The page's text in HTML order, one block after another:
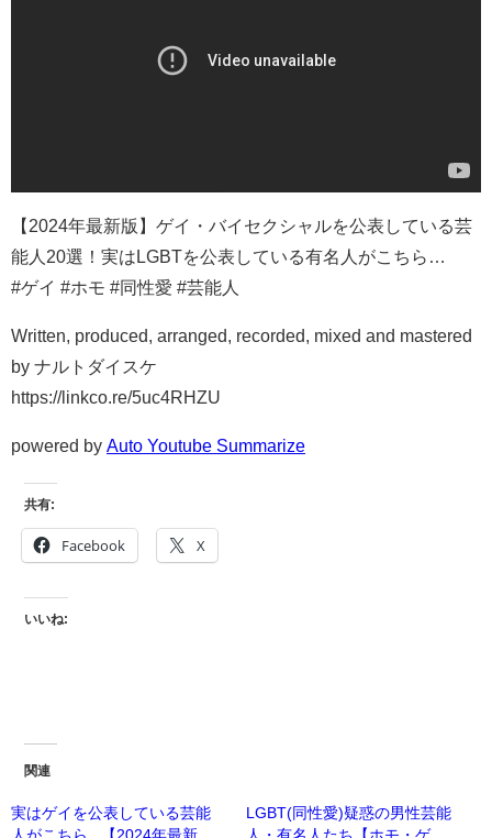
【2024年最新版】ゲイ・バイセクシャルを公表している芸
能人20選！実はLGBTを公表している有名人がこちら…
#ゲイ #ホモ #同性愛 #芸能人
Written, produced, arranged, recorded, mixed and mastered
by ナルトダイスケ
https://linkco.re/5uc4RHZU
powered by Auto Youtube Summarize
共有:
Facebook X
いいね:
関連
実はゲイを公表している芸能
人がこちら...【2024年最新
LGBT(同性愛)疑惑の男性芸能
人・有名人たち【ホモ・ゲ